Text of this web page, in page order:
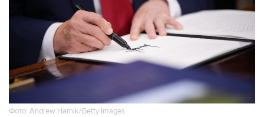
Фото: Andrew Harnik/Getty Images